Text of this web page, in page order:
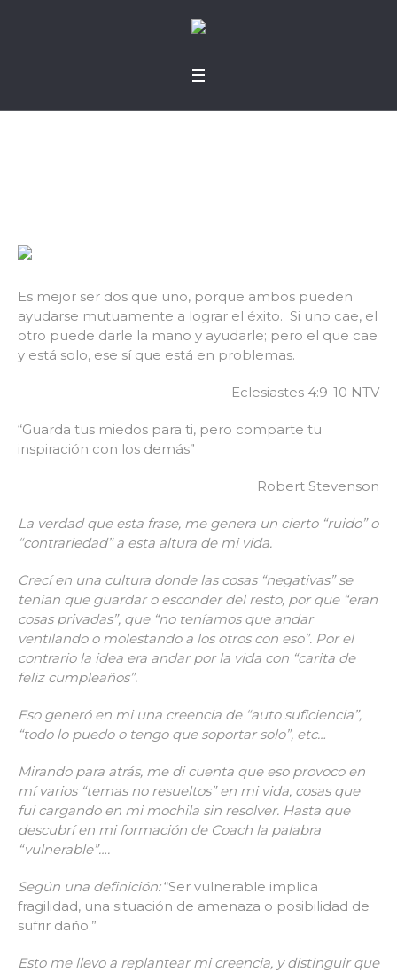
Es mejor ser dos que uno, porque ambos pueden
ayudarse mutuamente a lograr el éxito. Si uno cae, el
otro puede darle la mano y ayudarle; pero el que cae
y está solo, ese sí que está en problemas.
Eclesiastes 4:9-10 NTV
“Guarda tus miedos para ti, pero comparte tu
inspiración con los demás”
Robert Stevenson
La verdad que esta frase, me genera un cierto “ruido” o
“contrariedad” a esta altura de mi vida.
Crecí en una cultura donde las cosas “negativas” se
tenían que guardar o esconder del resto, por que “eran
cosas privadas”, que “no teníamos que andar
ventilando o molestando a los otros con eso”. Por el
contrario la idea era andar por la vida con “carita de
feliz cumpleaños”.
Eso generó en mi una creencia de “auto suficiencia”,
“todo lo puedo o tengo que soportar solo”, etc…
Mirando para atrás, me di cuenta que eso provoco en
mí varios “temas no resueltos” en mi vida, cosas que
fui cargando en mi mochila sin resolver. Hasta que
descubrí en mi formación de Coach la palabra
“vulnerable”….
Según una definición:“Ser vulnerable implica
fragilidad, una situación de amenaza o posibilidad de
sufrir daño.”
Esto me llevo a replantear mi creencia, y distinguir que